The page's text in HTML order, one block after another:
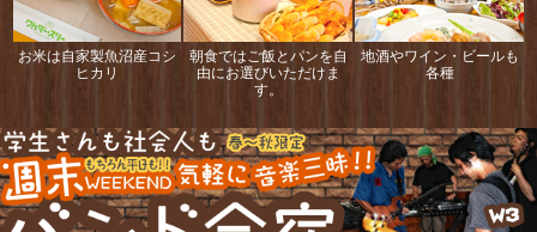
お米は自家製魚沼産コシ
ヒカリ
朝食ではご飯とパンを自
由にお選びいただけま
す。
地酒やワイン・ビールも
各種